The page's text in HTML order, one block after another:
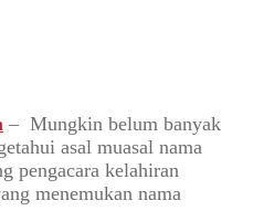
– Mungkin belum banyak
asal muasal nama
pengacara kelahiran
menemukan nama